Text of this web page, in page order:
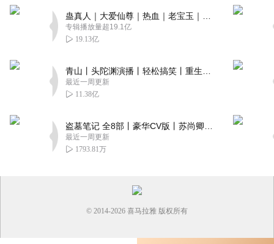
专辑播放量超19.1亿
19.13亿
最近一周更新
11.38亿
最近一周更新
1793.81万
© 2014-2026 喜马拉雅 版权所有